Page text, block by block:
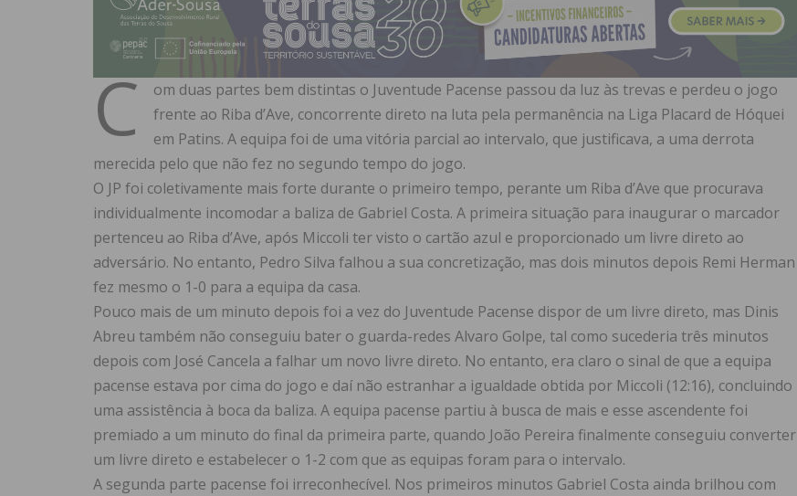
C
om duas partes bem distintas o Juventude Pacense passou da luz às trevas e perdeu o jogo
frente ao Riba d’Ave, concorrente direto na luta pela permanência na Liga Placard de Hóquei
em Patins. A equipa foi de uma vitória parcial ao intervalo, que justificava, a uma derrota
merecida pelo que não fez no segundo tempo do jogo.
O JP foi coletivamente mais forte durante o primeiro tempo, perante um Riba d’Ave que procurava
individualmente incomodar a baliza de Gabriel Costa. A primeira situação para inaugurar o marcador
pertenceu ao Riba d’Ave, após Miccoli ter visto o cartão azul e proporcionado um livre direto ao
adversário. No entanto, Pedro Silva falhou a sua concretização, mas dois minutos depois Remi Herman
fez mesmo o 1-0 para a equipa da casa.
Pouco mais de um minuto depois foi a vez do Juventude Pacense dispor de um livre direto, mas Dinis
Abreu também não conseguiu bater o guarda-redes Alvaro Golpe, tal como sucederia três minutos
depois com José Cancela a falhar um novo livre direto. No entanto, era claro o sinal de que a equipa
pacense estava por cima do jogo e daí não estranhar a igualdade obtida por Miccoli (12:16), concluindo
uma assistência à boca da baliza. A equipa pacense partiu à busca de mais e esse ascendente foi
premiado a um minuto do final da primeira parte, quando João Pereira finalmente conseguiu converter
um livre direto e estabelecer o 1-2 com que as equipas foram para o intervalo.
A segunda parte pacense foi irreconhecível. Nos primeiros minutos Gabriel Costa ainda brilhou com